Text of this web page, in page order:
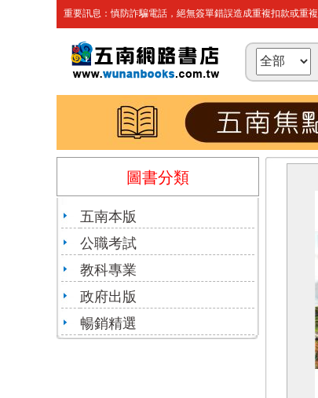
重要訊息：慎防詐騙電話，絕無簽單錯誤造成重複扣款或重
圖書分類
五南本版
公職考試
教科專業
政府出版
暢銷精選